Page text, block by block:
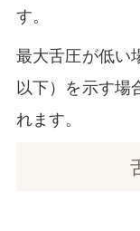
す。
最大舌圧が低い
以下）を示す場
れます。